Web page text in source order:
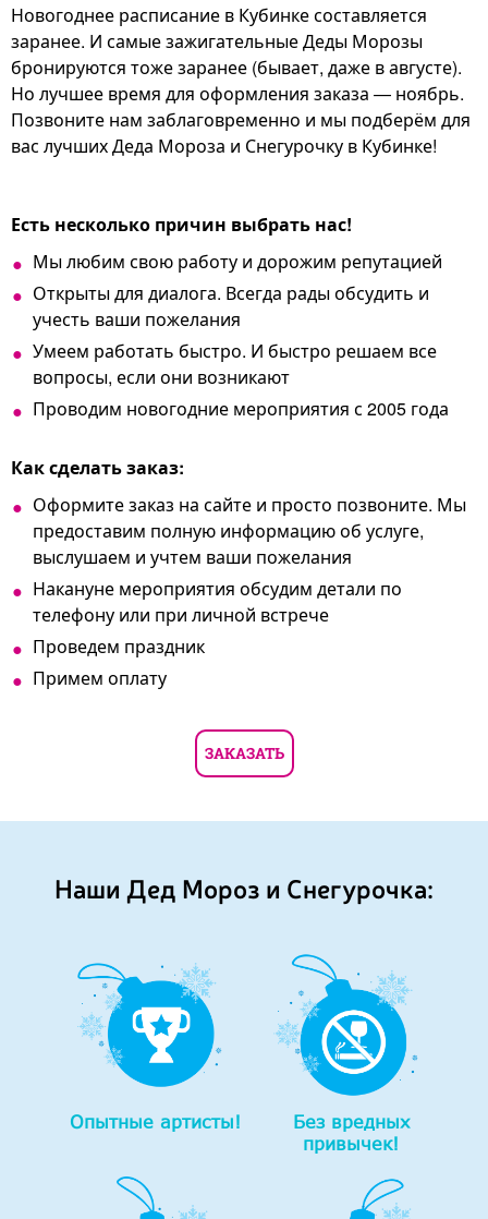
Новогоднее расписание в Кубинке составляется
заранее. И самые зажигательные Деды Морозы
бронируются тоже заранее (бывает, даже в августе).
Но лучшее время для оформления заказа — ноябрь.
Позвоните нам заблаговременно и мы подберём для
вас лучших Деда Мороза и Снегурочку в Кубинке!
Есть несколько причин выбрать нас!
Мы любим свою работу и дорожим репутацией
Открыты для диалога. Всегда рады обсудить и
учесть ваши пожелания
Умеем работать быстро. И быстро решаем все
вопросы, если они возникают
Проводим новогодние мероприятия с 2005 года
Как сделать заказ:
Оформите заказ на сайте и просто позвоните. Мы
предоставим полную информацию об услуге,
выслушаем и учтем ваши пожелания
Накануне мероприятия обсудим детали по
телефону или при личной встрече
Проведем праздник
Примем оплату
ЗАКАЗАТЬ
Наши Дед Мороз и Снегурочка:
Опытные артисты!
Без вредных
привычек!